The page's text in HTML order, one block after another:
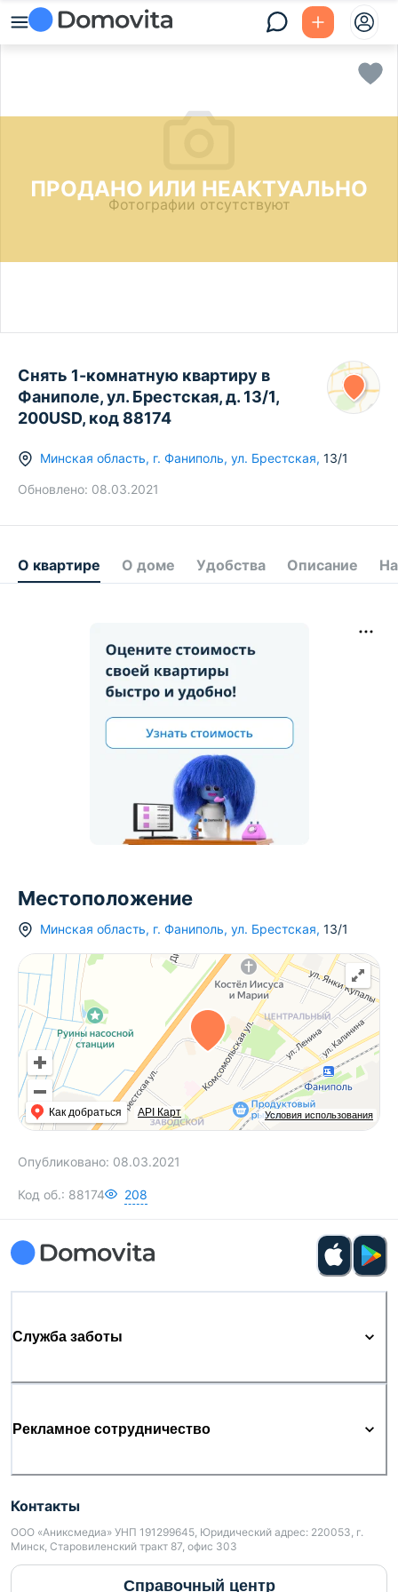
ПРОДАНО ИЛИ НЕАКТУАЛЬНО
Фотографии отсутствуют
Снять 1-комнатную квартиру в
Фаниполе, ул. Брестская, д. 13/1,
200USD, код 88174
Минская область, г. Фаниполь, ул. Брестская, 13/1
Обновлено: 08.03.2021
О квартире О доме Удобства Описание
Местоположение
Минская область, г. Фаниполь, ул. Брестская, 13/1
Условия использования
Как добраться API Карт
Опубликовано: 08.03.2021
Код об.: 88174 208
Служба заботы
Рекламное сотрудничество
Контакты
ООО «Аниксмедиа» УНП 191299645, Юридический адрес: 220053, г.
Минск, Старовиленский тракт 87, офис 303
Справочный центр